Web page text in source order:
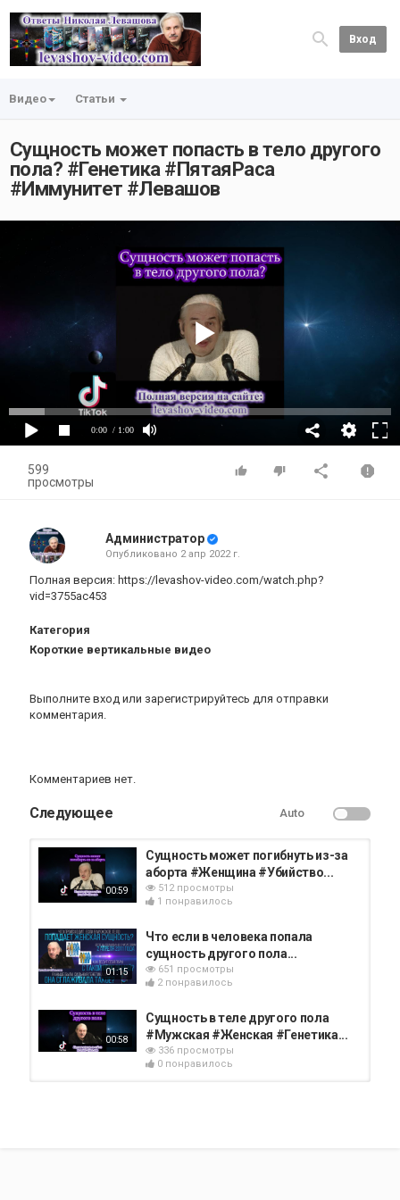
Вход
Видео Статьи
Сущность может попасть в тело другого
пола? #Генетика #ПятаяРаса
#Иммунитет #Левашов
0:00 / 1:00
599
просмотры
Администратор
Опубликовано 2 апр 2022 г.
Полная версия: https://levashov-video.com/watch.php?
vid=3755ac453
Категория
Короткие вертикальные видео
Выполните вход или зарегистрируйтесь для отправки
комментария.
Комментариев нет.
Следующее Auto
00:59
Сущность может погибнуть из-за
аборта #Женщина #Убийство...
512 просмотры
1 понравилось
01:15
Что если в человека попала
сущность другого пола...
651 просмотры
2 понравилось
00:58
Сущность в теле другого пола
#Мужская #Женская #Генетика...
336 просмотры
0 понравилось